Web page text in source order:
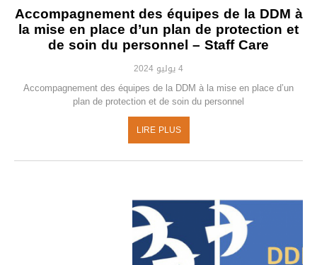
Accompagnement des équipes de la DDM à
la mise en place d’un plan de protection et
de soin du personnel – Staff Care
4 يوليو 2024
Accompagnement des équipes de la DDM à la mise en place d’un
plan de protection et de soin du personnel
LIRE PLUS